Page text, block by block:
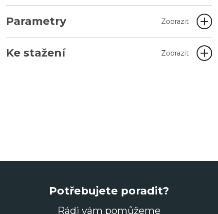
Parametry Zobrazit
Ke stažení Zobrazit
Potřebujete poradit?
Rádi vám pomůžeme